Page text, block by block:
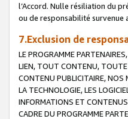
l’Accord. Nulle résiliation du
ou de responsabilité survenue
7.Exclusion de
LE PROGRAMME
LIEN, TOUT CONTENU,
CONTENU PUBLICITAIRE, NOS
LA TECHNOLOGIE, LES
INFORMATIONS ET
CADRE DU PROGRAMME